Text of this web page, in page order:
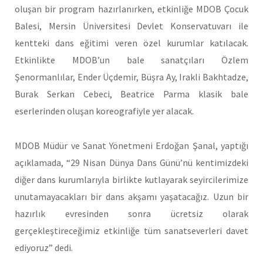
oluşan bir program hazırlanırken, etkinliğe MDOB Çocuk
Balesi, Mersin Üniversitesi Devlet Konservatuvarı ile
kentteki dans eğitimi veren özel kurumlar katılacak.
Etkinlikte MDOB’un bale sanatçıları Özlem
Şenormanlılar, Ender Üçdemir, Büşra Ay, Irakli Bakhtadze,
Burak Serkan Cebeci, Beatrice Parma klasik bale
eserlerinden oluşan koreografiyle yer alacak.
MDOB Müdür ve Sanat Yönetmeni Erdoğan Şanal, yaptığı
açıklamada, “29 Nisan Dünya Dans Günü’nü kentimizdeki
diğer dans kurumlarıyla birlikte kutlayarak seyircilerimize
unutamayacakları bir dans akşamı yaşatacağız. Uzun bir
hazırlık evresinden sonra ücretsiz olarak
gerçekleştireceğimiz etkinliğe tüm sanatseverleri davet
ediyoruz” dedi.